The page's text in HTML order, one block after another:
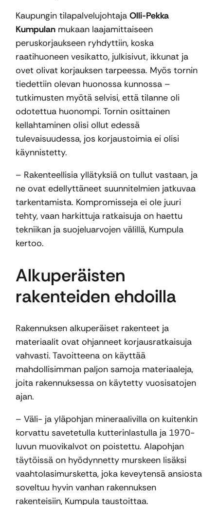
Kaupungin tilapalvelujohtaja Olli-Pekka
Kumpulan mukaan laajamittaiseen
peruskorjaukseen ryhdyttiin, koska
raatihuoneen vesikatto, julkisivut, ikkunat ja
ovet olivat korjauksen tarpeessa. Myös tornin
tiedettiin olevan huonossa kunnossa –
tutkimusten myötä selvisi, että tilanne oli
odotettua huonompi. Tornin osittainen
kellahtaminen olisi ollut edessä
tulevaisuudessa, jos korjaustoimia ei olisi
käynnistetty.
– Rakenteellisia yllätyksiä on tullut vastaan, ja
ne ovat edellyttäneet suunnitelmien jatkuvaa
tarkentamista. Kompromisseja ei ole juuri
tehty, vaan harkittuja ratkaisuja on haettu
tekniikan ja suojeluarvojen välillä, Kumpula
kertoo.
Alkuperäisten
rakenteiden ehdoilla
Rakennuksen alkuperäiset rakenteet ja
materiaalit ovat ohjanneet korjausratkaisuja
vahvasti. Tavoitteena on käyttää
mahdollisimman paljon samoja materiaaleja,
joita rakennuksessa on käytetty vuosisatojen
ajan.
– Väli- ja yläpohjan mineraalivilla on kuitenkin
korvattu savetetulla kutterinlastulla ja 1970-
luvun muovikalvot on poistettu. Alapohjan
täytöissä on hyödynnetty murskeen lisäksi
vaahtolasimursketta, joka keveytensä ansiosta
soveltuu hyvin vanhan rakennuksen
rakenteisiin, Kumpula taustoittaa.